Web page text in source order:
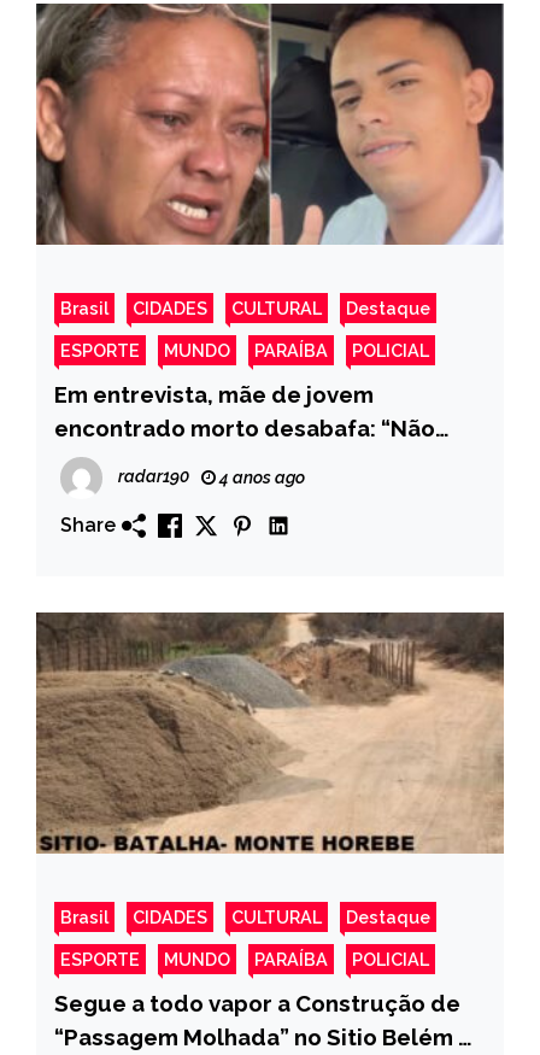
Brasil CIDADES CULTURAL Destaque
ESPORTE MUNDO PARAÍBA POLICIAL
Em entrevista, mãe de jovem
encontrado morto desabafa: “Não
quero justiça”; Polícia não descarta
ligação com rivalidade entre facções.
VÍDEO
radar190 4 anos ago
Share
Brasil CIDADES CULTURAL Destaque
ESPORTE MUNDO PARAÍBA POLICIAL
Segue a todo vapor a Construção de
“Passagem Molhada” no Sitio Belém e